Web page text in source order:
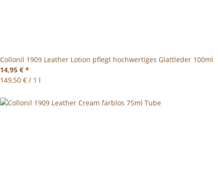
Collonil 1909 Leather Lotion pflegt hochwertiges Glattleder 100ml
14,95 € *
149,50 € / 1 l